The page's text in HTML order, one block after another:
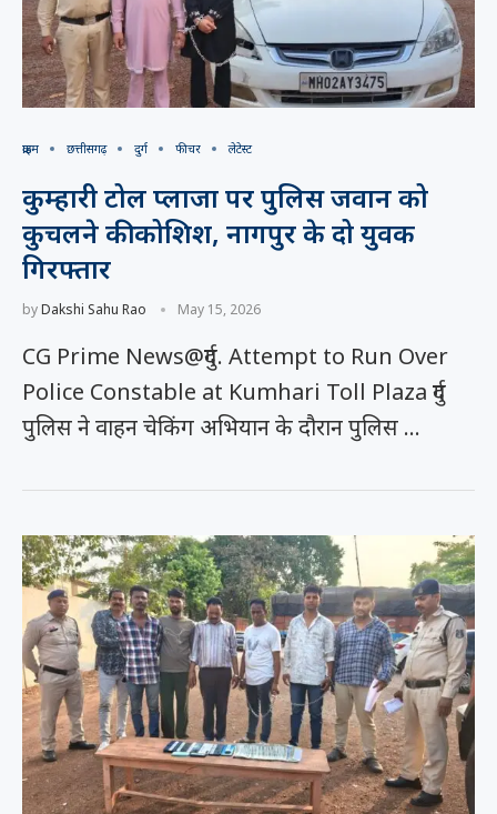
क्राइम छत्तीसगढ़ दुर्ग फीचर लेटेस्ट
कुम्हारी टोल प्लाजा पर पुलिस जवान को
कुचलने की कोशिश, नागपुर के दो युवक
गिरफ्तार
byDakshi Sahu Rao May 15, 2026
CG Prime News@दुर्ग. Attempt to Run Over
Police Constable at Kumhari Toll Plaza दुर्ग
पुलिस ने वाहन चेकिंग अभियान के दौरान पुलिस …